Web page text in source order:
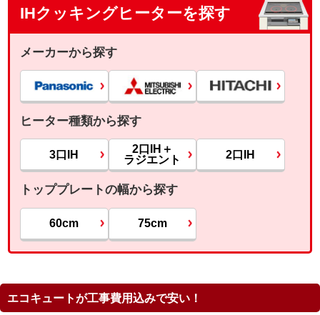
IHクッキングヒーターを探す
メーカーから探す
ヒーター種類から探す
3口IH
2口IH＋
ラジエント
2口IH
トッププレートの幅から探す
60cm 75cm
エコキュートが工事費用込みで安い！